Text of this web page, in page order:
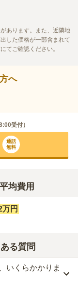
あります。また、近隣地
した価格が一部含まれて
てご確認ください。
へ
受付）
通話
無料
均費用
万円
る質問
いくらかかりま